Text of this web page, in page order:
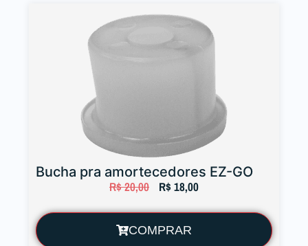
Bucha pra amortecedores EZ-GO
R$20,00 R$ 18,00
COMPRAR